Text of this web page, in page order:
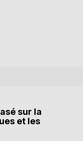
sur la
et les